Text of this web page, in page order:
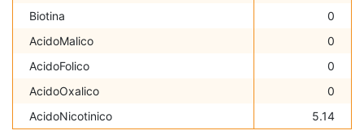
Biotina
0
AcidoMalico
0
AcidoFolico
0
AcidoOxalico
0
AcidoNicotinico
5.14